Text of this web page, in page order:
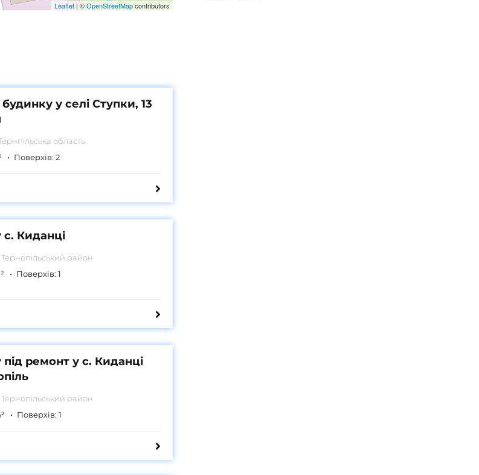
Leaflet | ©OpenStreetMapcontributors
у селі Ступки, 13
область
Поверхів: 2
Киданці
район
Поверхів: 1
ремонт у с. Киданці
район
Поверхів: 1